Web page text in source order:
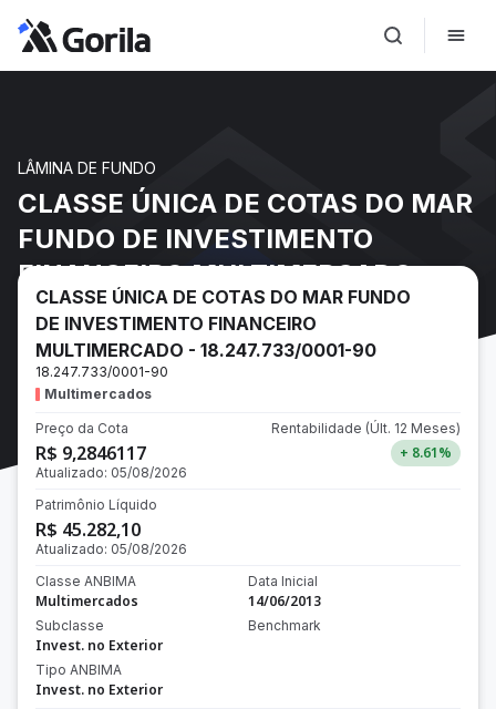
LÂMINA DE FUNDO
CLASSE ÚNICA DE COTAS DO MAR
FUNDO DE INVESTIMENTO
FINANCEIRO MULTIMERCADO -
18.247.733/0001-90
CLASSE ÚNICA DE COTAS DO MAR FUNDO
DE INVESTIMENTO FINANCEIRO
MULTIMERCADO - 18.247.733/0001-90
18.247.733/0001-90
Multimercados
Preço da Cota
R$ 9,2846117
Atualizado: 05/08/2026
Rentabilidade (Últ. 12 Meses)
+ 8.61%
Patrimônio Líquido
R$ 45.282,10
Atualizado: 05/08/2026
Classe ANBIMA
Multimercados
Subclasse
Invest. no Exterior
Tipo ANBIMA
Invest. no Exterior
Data Inicial
14/06/2013
Benchmark